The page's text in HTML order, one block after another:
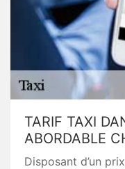
TARIF TAXI
ABORDABLE
Disposant d’un